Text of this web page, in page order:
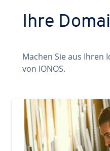
Ihre
Machen Sie aus Ihren
von IONOS.